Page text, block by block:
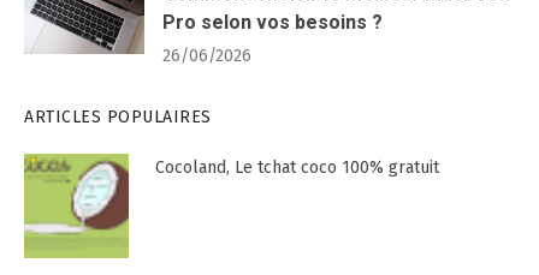
Pro selon vos besoins ?
26/06/2026
ARTICLES POPULAIRES
Cocoland, Le tchat coco 100% gratuit